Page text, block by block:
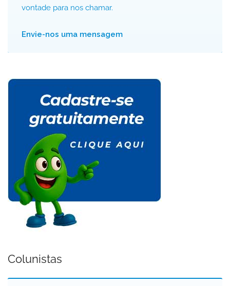
vontade para nos chamar.
Envie-nos uma mensagem
Colunistas